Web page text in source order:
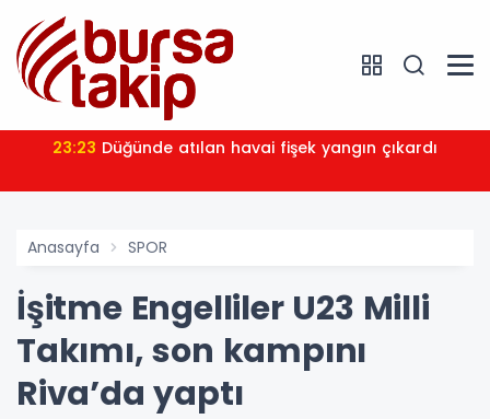
23:23 Düğünde atılan havai fişek yangın çıkardı
Anasayfa SPOR
İşitme Engelliler U23 Milli
Takımı, son kampını
Riva’da yaptı